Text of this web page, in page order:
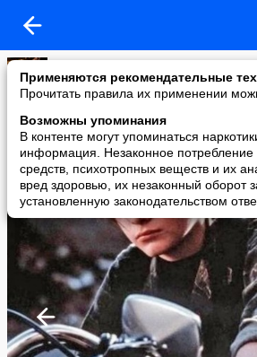
Применяются рекомендательные
Прочитать правила их применении
Возможны упоминания
В контенте могут упоминаться
информация. Незаконное потребление
средств, психотропных веществ и их
вред здоровью, их незаконный оборот
установленную законодательством
Маа
added a photo
18 Sep в 18:27